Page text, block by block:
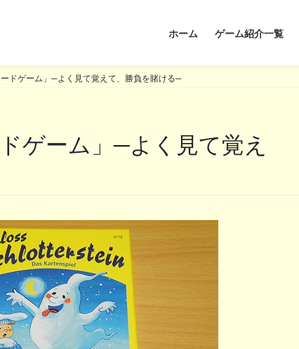
ホーム ゲーム紹介一覧
ードゲーム」─よく見て覚えて、勝負を賭ける─